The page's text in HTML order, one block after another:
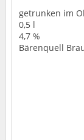
getrunken im
0,5 l
4,7 %
Bärenquell